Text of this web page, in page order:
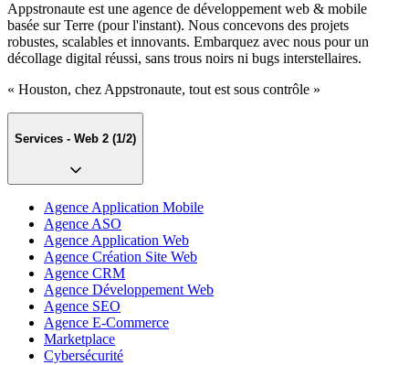
Appstronaute est une agence de développement web & mobile
basée sur Terre (pour l'instant). Nous concevons des projets
robustes, scalables et innovants. Embarquez avec nous pour un
décollage digital réussi, sans trous noirs ni bugs interstellaires.
« Houston, chez Appstronaute, tout est sous contrôle »
Services - Web 2 (1/2)
Agence Application Mobile
Agence ASO
Agence Application Web
Agence Création Site Web
Agence CRM
Agence Développement Web
Agence SEO
Agence E-Commerce
Marketplace
Cybersécurité